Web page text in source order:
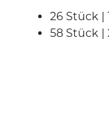
26 Stück |
58 Stück |